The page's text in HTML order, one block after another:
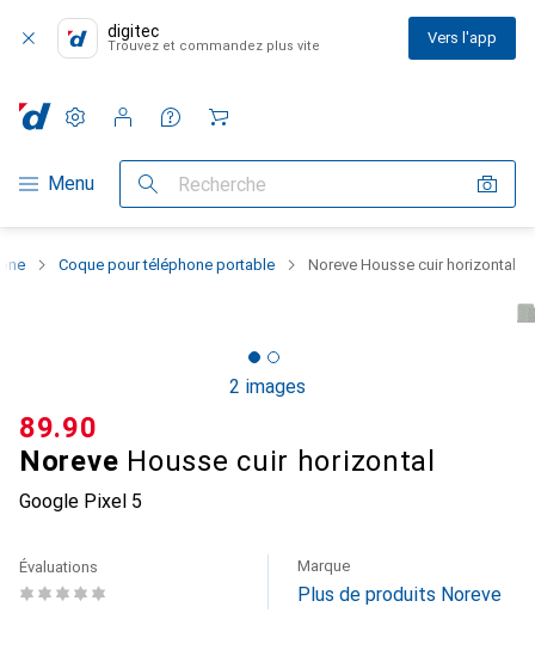
digitec
Trouvez et commandez plus vite Vers l'app
Navigation par catégorie
Menu Recherche
Paramètres
Compte client
Listes de comparaison
Listes d'envies
Panier
Coque pour téléphone portable Noreve Housse cuir horizontal
2 images
Noreve Housse cuir horizontal
Google Pixel 5
CHF
89.90
Évaluations Marque
Plus de produits Noreve